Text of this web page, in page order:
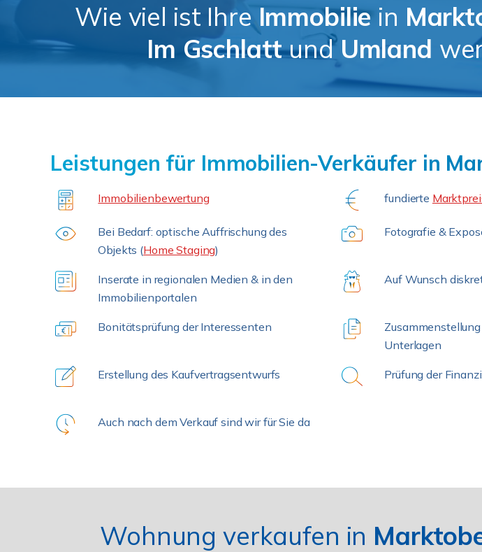
Wie viel ist Ihre Immobilie in
Im GschlattundUmland
Leistungen für Immobilien-Verkäufer in
Immobilienbewertung fundierte
Bei Bedarf: optische Auffrischung des
Objekts (Home Staging)
Fotografie &
Inserate in regionalen Medien & in den
Immobilienportalen
Auf Wunsch
Bonitätsprüfung der Interessenten
Unterlagen
Erstellung des Kaufvertragsentwurfs Prüfung der
Auch nach dem Verkauf sind wir für Sie da
Wohnung verkaufen in